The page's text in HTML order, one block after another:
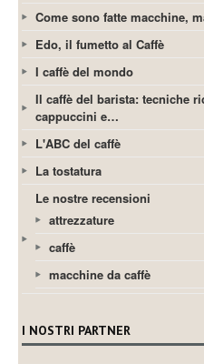
Come sono fatte macchine,
Edo, il fumetto al Caffè
I caffè del mondo
Il caffè del barista: tecniche
cappuccini e…
L'ABC del caffè
La tostatura
Le nostre recensioni
attrezzature
caffè
macchine da caffè
I NOSTRI PARTNER